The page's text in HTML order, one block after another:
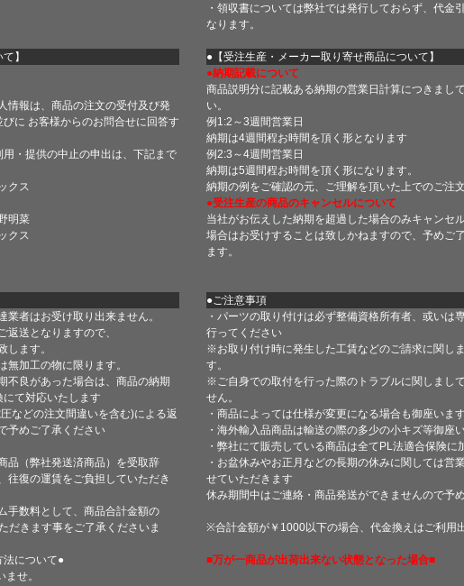
・領収書については弊社では発行しておらず、代金
なります。
】 ●【受注生産・メーカー取り寄せ商品について】
情報は、商品の注文の受付及び発
に お客様からのお問合せに回答す
・提供の中止の申出は、下記まで
クス
明菜
クス
●納期記載について
商品説明分に記載ある納期の営業日計算につきまし
い。
例1:2～3週間営業日
納期は4週間程お時間を頂く形となります
例2:3～4週間営業日
納期は5週間程お時間を頂く形になります。
納期の例をご確認の元、ご理解を頂いた上でのご注
●受注生産の商品のキャンセルについて
当社がお伝えした納期を超過した場合のみキャンセ
場合はお受けすることは致しかねますので、予めご
ます。
●ご注意事項
業者はお受け取り出来ません。
送となりますので、
ます。
無加工の物に限ります。
不良があった場合は、商品の納期
て対応いたします
などの注文間違いを含む)による返
予めご了承ください
品（弊社発送済商品）を受取辞
往復の運賃をご負担していただき
手数料として、商品合計金額の
だきます事をご了承くださいま
法について●
せ。
・パーツの取り付けは必ず整備資格所有者、或いは
行ってください
※お取り付け時に発生した工賃などのご請求に関し
す。
※ご自身での取付を行った際のトラブルに関しまし
せん。
・商品によっては仕様が変更になる場合も御座います
・海外輸入品商品は輸送の際の多少の小キズ等御座い
・弊社にて販売している商品は全てPL法適合保険に
・お盆休みやお正月などの長期の休みに関しては営
せていただきます
休み期間中はご連絡・商品発送ができませんので予
※合計金額が￥1000以下の場合、代金換えはご利用
■万が一商品が出荷出来ない状態となった場合■